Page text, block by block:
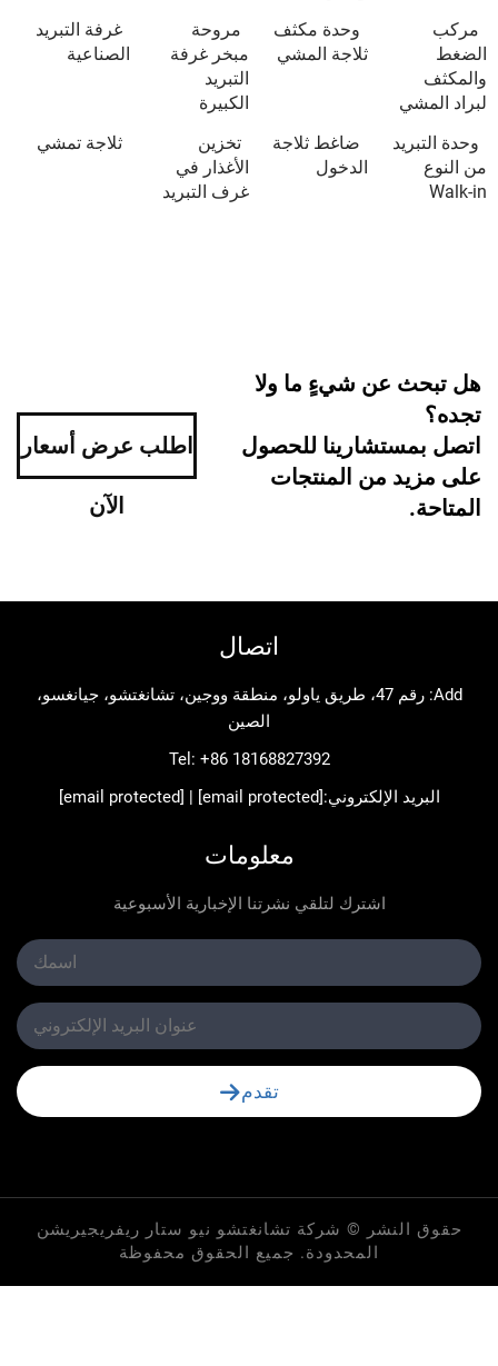
وحدة مكثف
ثلاجة المشي
مروحة
مبخر غرفة
غرفة التبريد
الصناعية
ضاغط ثلاجة
الدخول
تخزين
الأغذار في
غرف التبريد
ثلاجة تمشي
عن شيءٍ ما ولا
للحصول
من المنتجات
اطلب عرض أسعار
Add: رقم 47، طريق ياولو، منطقة ووجين، تشانغتشو، جيانغسو،
Tel:+86 18168827392
الإلكتروني:[email protected]
|
[email protected]
معلومات
اشترك لتلقي نشرتنا الإخبارية الأسبوعية
© شركة تشانغتشو نيو ستار ريفريجيريشن
المحدودة. جميع الحقوق محفوظة